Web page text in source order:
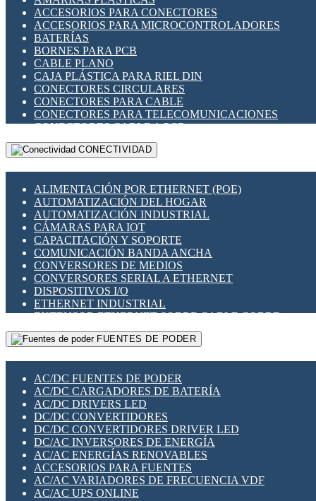
INDICADORES PARA PANEL
INTERFACES DE RELÉ
INTERRUPTORES FIN DE CARRERA
LLAVES CONMUTADORAS
MEDIDORES DE ENERGÍA Y TC'S DE CORRIENTE
MOTORES PASO A PASO
PANTALLAS HMI
PLC -CONTROLADORES LÓGICO PROGRAMABLES
PROGRAMADORES DE HORARIO
RELÉS DE PROTECCIÓN
SENSORES CAPACITIVOS
SENSORES INDUCTIVOS
TEMPORIZADORES
VARIACS
VARIADORES DE FRECUENCIA [VDF]
SECCIONADORES - INTERRUPTORES
MAQUINARIA
ACCESORIOS PARA CONECTORES
ACCESORIOS PARA MICROCONTROLADORES
BATERÍAS
BORNES PARA PCB
CABLE PLANO
CAJA PLÁSTICA PARA RIEL DIN
CONECTORES CIRCULARES
CONECTORES PARA CABLE
CONECTORES PARA TELECOMUNICACIONES
CONECTORES CABLE A PCB
CONECTORES PCB A CABLE
DIP SWITCHES
HERRAMIENTAS VARIAS
ILUMINACIÓN LED
INTERRUPTORES REED
INTERFACES DE RELÉ
OTROS RELÉS
PROTECCIÓN TÉRMICA
RELÉS AUTOMOTRICES
RELÉS DE SEÑAL
RELÉS DE ESTADO SÓLIDO SSR
RELÉS INDUSTRIALES
RELÉS MINIATURA DE POTENCIA
SENSORES MAGNÉTICOS
SWITCH Y MICROSWITCH
TARJETAS PI
UNIÓN Y DERIVACIÓN DE CABLE
CONECTIVIDAD
ALIMENTACIÓN POR ETHERNET (POE)
AUTOMATIZACIÓN DEL HOGAR
AUTOMATIZACIÓN INDUSTRIAL
CÁMARAS PARA IOT
CAPACITACIÓN Y SOPORTE
COMUNICACIÓN BANDA ANCHA
CONVERSORES DE MEDIOS
CONVERSORES SERIAL A ETHERNET
DISPOSITIVOS I/O
ETHERNET INDUSTRIAL
EXTENSOR ETHERNET SOBRE CABLE COBRE
GATEWAY LORAWAN
GESTIÓN DE REDES
PLACAS MODULARES IOT
SWITCHES Y REDES WIFI
SOLUCIONES IOT
SOLUCIONES LORAWAN
SOLUCIONES RED CELULAR
SEGURIDAD PARA REDES
SWITCHES LAN
TELEFONÍA IP (VOIP)
VIGILANCIA IP (CCTV)
MESHTASTIC
FUENTES DE PODER
AC/DC FUENTES DE PODER
AC/DC CARGADORES DE BATERÍA
AC/DC DRIVERS LED
DC/DC CONVERTIDORES
DC/DC CONVERTIDORES DRIVER LED
DC/AC INVERSORES DE ENERGÍA
AC/AC ENERGÍAS RENOVABLES
ACCESORIOS PARA FUENTES
AC/AC VARIADORES DE FRECUENCIA VDF
AC/AC UPS ONLINE